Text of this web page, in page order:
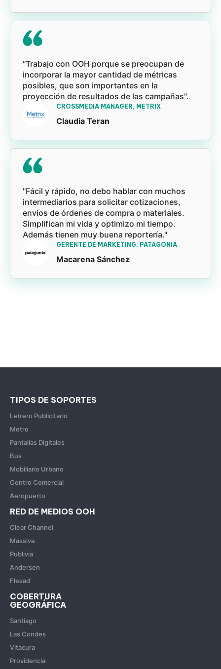
“Trabajo con OOH porque se preocupan de
incorporar la mayor cantidad de métricas
posibles, que son importantes en la
proyección de resultados de las campañas".
CROSSMEDIA MANAGER, METRIX
Claudia Teran
"Fácil y rápido, no debo hablar con muchos
intermediarios para solicitar cotizaciones,
envíos de órdenes de compra o materiales.
Simplifican mi vida y optimizo mi tiempo.
Además tienen muy buena reportería."
GERENTE DE MARKETING, PATAGONIA
Macarena Sánchez
TIPOS DE SOPORTES
Letrero Publicitario
Metro
Pantallas Digitales
Bus
Mobiliario Urbano
Centro Comercial
Aeropuerto
RED DE MEDIOS OOH
Clear Channel
Massiva
Publivia
Andersen
Flesad
COBERTURA
GEOGRÁFICA
Santiago
Las Condes
Vitacura
Providencia